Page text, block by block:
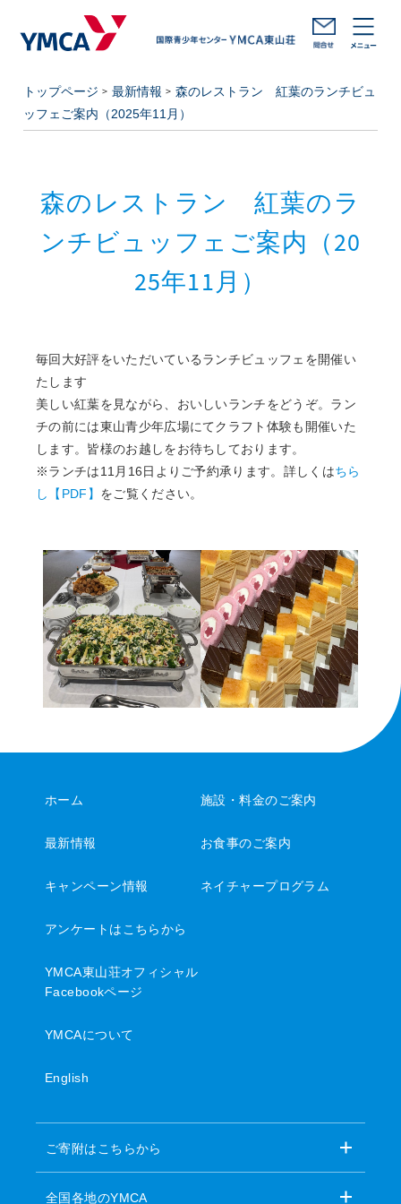
トップページ 最新情報
森のレストラン 紅葉のランチビュ
ッフェご案内（2025年11月）
森のレストラン 紅葉のラ
ンチビュッフェご案内（20
25年11月）
毎回大好評をいただいているランチビュッフェを開催い
たします
美しい紅葉を見ながら、おいしいランチをどうぞ。ラン
チの前には東山青少年広場にてクラフト体験も開催いた
します。皆様のお越しをお待ちしております。
※ランチは11月16日よりご予約承ります。詳しくはちら
し【PDF】 をご覧ください。
ホーム
最新情報
キャンペーン情報
アンケートはこちらから
施設・料金のご案内
お食事のご案内
ネイチャープログラム
YMCA東山荘オフィシャル
Facebookページ
YMCAについて
English
ご寄附はこちらから
全国各地のYMCA